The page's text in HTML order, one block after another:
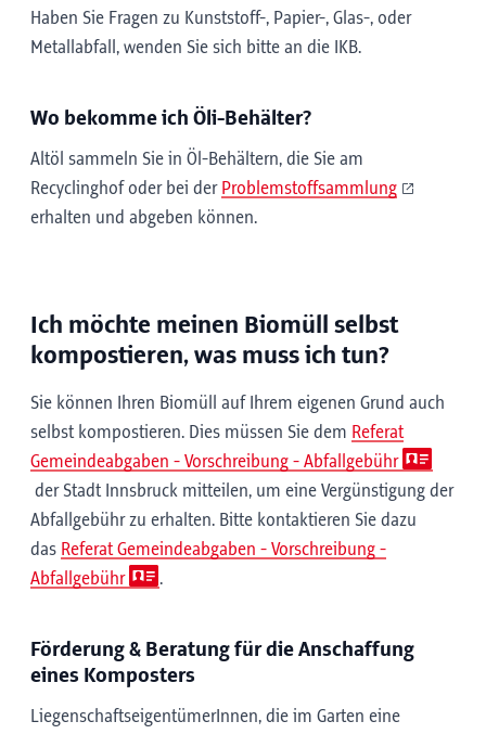
Haben Sie Fragen zu Kunststoff-, Papier-, Glas-, oder
Metallabfall, wenden Sie sich bitte an die IKB.
Wo bekomme ich Öli-Behälter?
Altöl sammeln Sie in Öl-Behältern, die Sie am
Recyclinghof oder bei der Problemstoffsammlung
erhalten und abgeben können.
Ich möchte meinen Biomüll selbst
kompostieren, was muss ich tun?
Sie können Ihren Biomüll auf Ihrem eigenen Grund auch
selbst kompostieren. Dies müssen Sie dem Referat
Gemeindeabgaben - Vorschreibung - Abfallgebühr
der Stadt Innsbruck mitteilen, um eine Vergünstigung der
Abfallgebühr zu erhalten. Bitte kontaktieren Sie dazu
das Referat Gemeindeabgaben - Vorschreibung -
Abfallgebühr
.
Förderung & Beratung für die Anschaffung
eines Komposters
LiegenschaftseigentümerInnen, die im Garten eine